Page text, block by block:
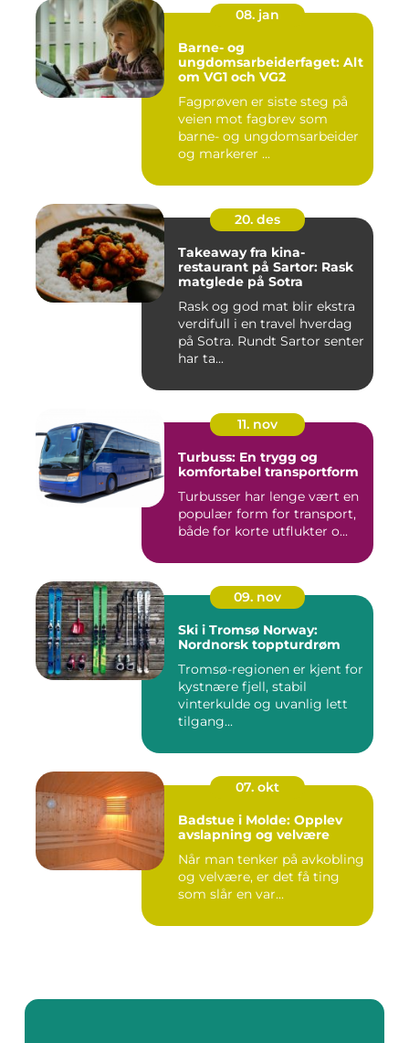
08. jan
Barne- og
ungdomsarbeiderfaget: Alt
om VG1 och VG2
Fagprøven er siste steg på
veien mot fagbrev som
barne- og ungdomsarbeider
og markerer ...
20. des
Takeaway fra kina-
restaurant på Sartor: Rask
matglede på Sotra
Rask og god mat blir ekstra
verdifull i en travel hverdag
på Sotra. Rundt Sartor senter
har ta...
11. nov
Turbuss: En trygg og
komfortabel transportform
Turbusser har lenge vært en
populær form for transport,
både for korte utflukter o...
09. nov
Ski i Tromsø Norway:
Nordnorsk toppturdrøm
Tromsø-regionen er kjent for
kystnære fjell, stabil
vinterkulde og uvanlig lett
tilgang...
07. okt
Badstue i Molde: Opplev
avslapning og velvære
Når man tenker på avkobling
og velvære, er det få ting
som slår en var...